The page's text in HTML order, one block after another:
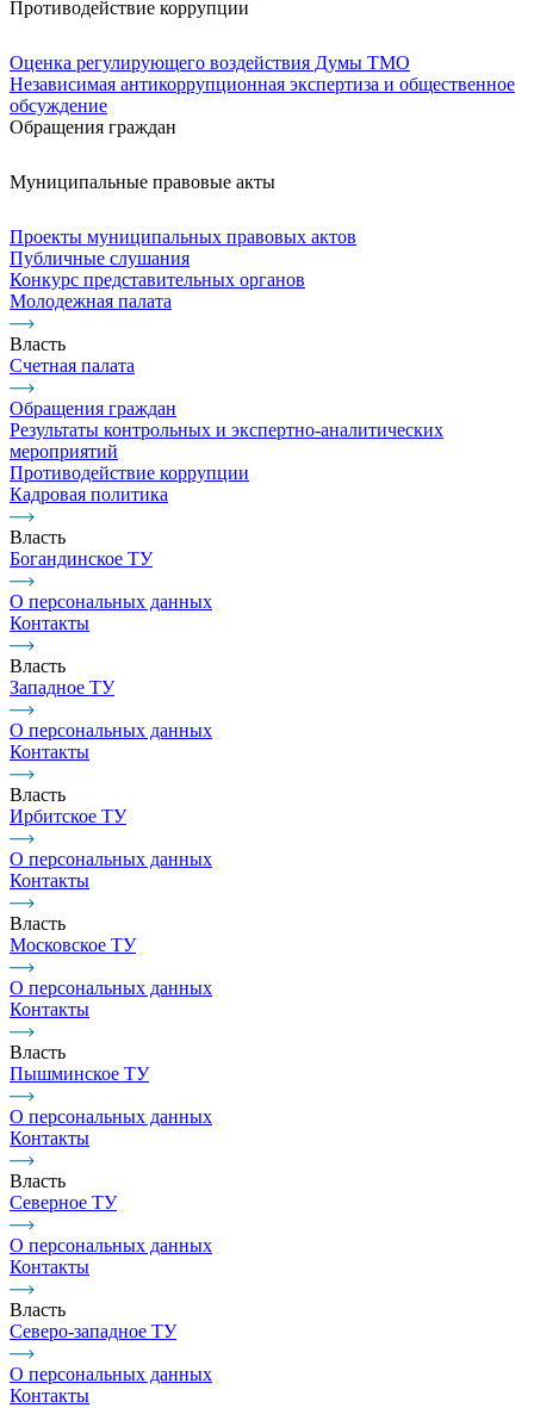
Противодействие коррупции
Оценка регулирующего воздействия Думы ТМО
Независимая антикоррупционная экспертиза и общественное
обсуждение
Обращения граждан
Муниципальные правовые акты
Проекты муниципальных правовых актов
Публичные слушания
Конкурс представительных органов
Молодежная палата
Власть
Счетная палата
Обращения граждан
Результаты контрольных и экспертно-аналитических
мероприятий
Противодействие коррупции
Кадровая политика
Власть
Богандинское ТУ
О персональных данных
Контакты
Власть
Западное ТУ
О персональных данных
Контакты
Власть
Ирбитское ТУ
О персональных данных
Контакты
Власть
Московское ТУ
О персональных данных
Контакты
Власть
Пышминское ТУ
О персональных данных
Контакты
Власть
Северное ТУ
О персональных данных
Контакты
Власть
Северо-западное ТУ
О персональных данных
Контакты